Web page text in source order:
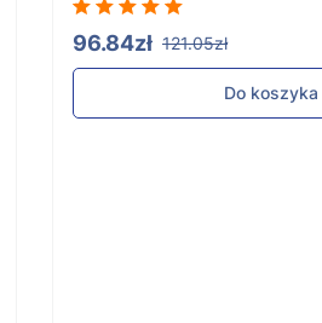
96.84zł 121.05zł
Do koszyka